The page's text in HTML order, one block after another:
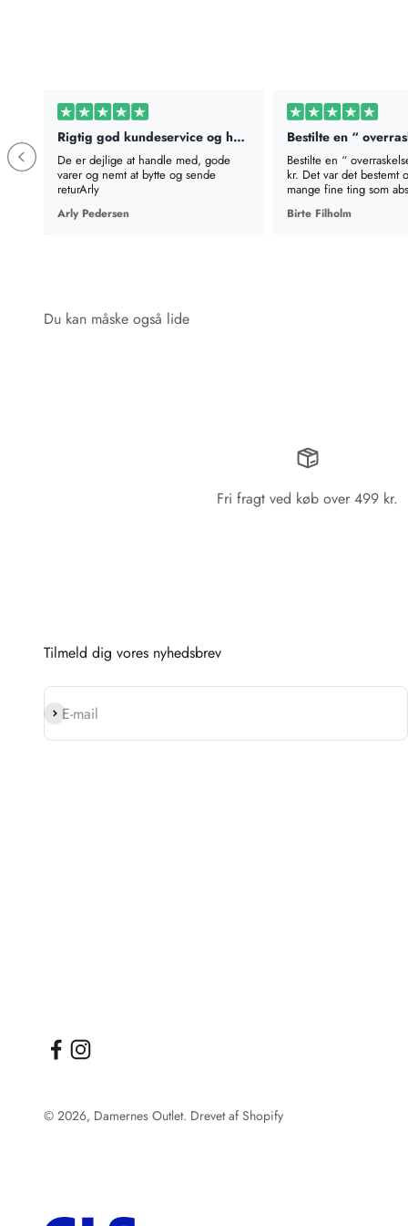
Rigtig god kundeservice og hurtig levering
De er dejlige at handle med, gode
varer og nemt at bytte og sende
returArly
Arly Pedersen
Bestilte en “
kr. Det var det bestemt
mange fine ting som
brugbart. Fik næsten
en mere, til den pris
Birte Filholm
Fri fragt ved køb over 499 kr.
Tilmeld dig vores nyhedsbrev
E-mail
Abonnér
© 2026, Damernes Outlet. Drevet af Shopify